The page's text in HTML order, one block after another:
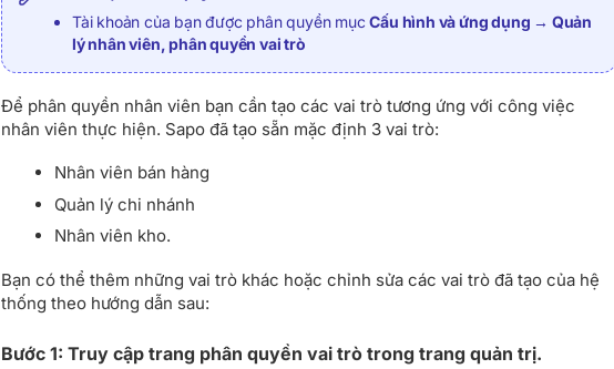
Tài khoản của bạn được phân quyền mụcCấu hình và ứng dụng → Quản
lý nhân viên, phân quyền vai trò
Để phân quyền nhân viên bạn cần tạo các vai trò tương ứng với công việc
nhân viên thực hiện. Sapo đã tạo sẵn mặc định 3 vai trò:
Nhân viên bán hàng
Quản lý chi nhánh
Nhân viên kho.
Bạn có thể thêm những vai trò khác hoặc chỉnh sửa các vai trò đã tạo của hệ
thống theo hướng dẫn sau:
Bước 1: Truy cập trang phân quyền vai trò trong trang quản trị.